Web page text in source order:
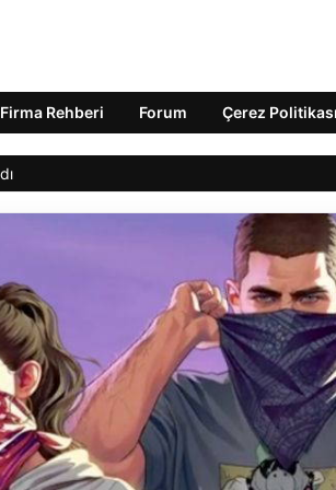
Firma Rehberi Forum Çerez